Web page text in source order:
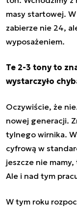
masy startowej.
zabierze nie 24,
wyposażeniem.
Te 2-3 tony to
wystarczyło
Oczywiście, że
nowej generacji.
tylnego wirnika.
cyfrową w
jeszcze nie
Ale i nad tym
W tym roku